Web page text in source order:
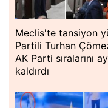
Meclis'te tansiyon
Partili Turhan
AK Parti sıralarını
kaldırdı